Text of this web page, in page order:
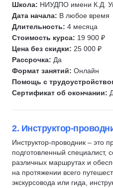
Полиграфолог
Сантехник
Электромеханик по лифтам
Слаботочные системы
Крановщик
ДОПОГ (ADR)
Электромонтер
Прораб
Закройщик
Шиномонтаж
Агропромышленный
Школа: НИУДПО имени К.Д.
Дата начала: В любое время
Длительность: 4 месяца
Стоимость курса: 19 900 ₽
Цена без скидки: 25 000 ₽
Рассрочка: Да
Формат занятий: Онлайн
Помощь с
Сертификат об окончании:
2. Инструктор-
Инструктор-проводник – это
подготовленный специалист,
различных маршрутах и
на протяжении всего
экскурсовода или гида,